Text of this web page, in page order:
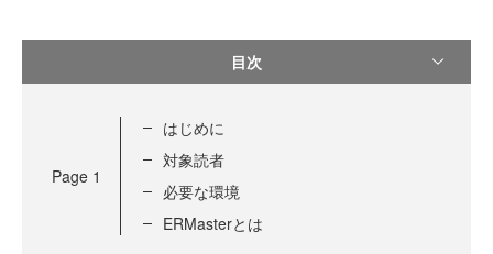
目次
Page 1
はじめに
対象読者
必要な環境
ERMasterとは